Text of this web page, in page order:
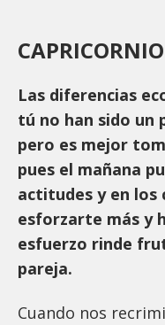
CAPRICORNIO
Las diferencias
tú no han sido un
pero es mejor
pues el mañana
actitudes y en los
esforzarte más y
esfuerzo rinde
pareja.
Cuando nos